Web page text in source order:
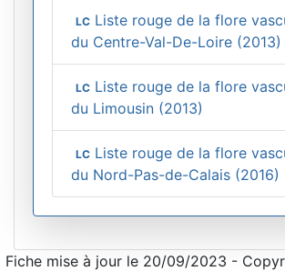
LC Liste rouge de la flore
du Centre-Val-De-Loire (2013)
LC Liste rouge de la flore
du Limousin (2013)
LC Liste rouge de la flore
du Nord-Pas-de-Calais (2016)
Fiche mise à jour le 20/09/2023 -